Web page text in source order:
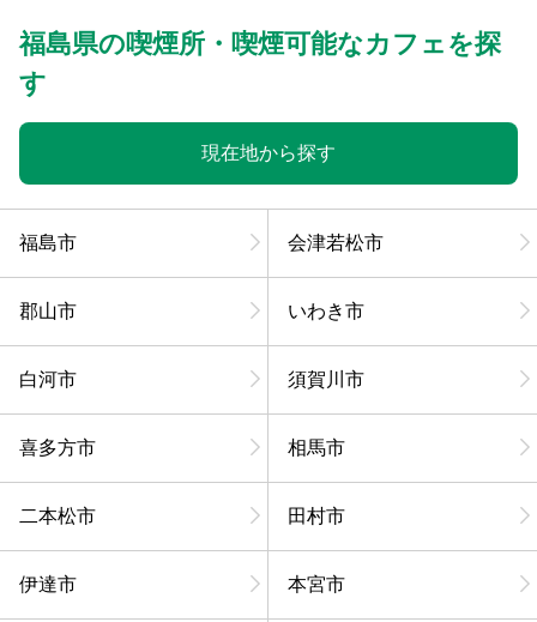
福島県の喫煙所・喫煙可能なカフェを探
す
現在地から探す
福島市 会津若松市
郡山市 いわき市
白河市 須賀川市
喜多方市 相馬市
二本松市 田村市
伊達市 本宮市